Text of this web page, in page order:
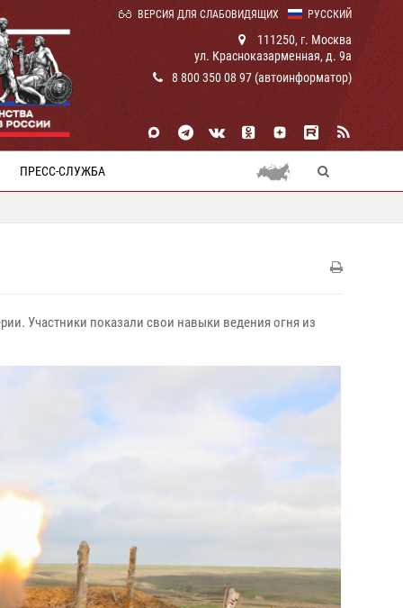
РУССКИЙ
ВЕРСИЯ ДЛЯ СЛАБОВИДЯЩИХ
111250, г. Москва
ул. Красноказарменная, д. 9а
8 800 350 08 97 (автоинформатор)
ПРЕСС-СЛУЖБА
Участники показали свои навыки ведения огня из